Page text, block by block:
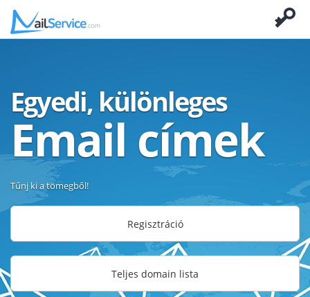
Egyedi, különleges
Email címek
Tűnj ki a tömegből!
Regisztráció
Teljes domain lista